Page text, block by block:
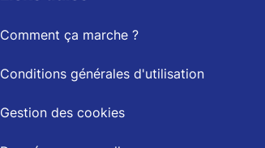
Comment ça marche ?
Conditions générales d'utilisation
Gestion des cookies